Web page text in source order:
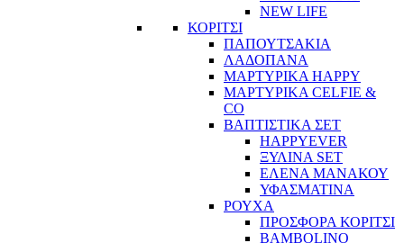
NEW LIFE
ΚΟΡΙΤΣΙ
ΠΑΠΟΥΤΣΑΚΙΑ
ΛΑΔΟΠΑΝΑ
ΜΑΡΤΥΡΙΚΑ HAPPY
ΜΑΡΤΥΡΙΚΑ CELFIE &
CO
ΒΑΠΤΙΣΤΙΚΑ ΣΕΤ
HAPPYEVER
ΞΥΛΙΝΑ SET
ΕΛΕΝΑ ΜΑΝΑΚΟΥ
ΥΦΑΣΜΑΤΙΝΑ
ΡΟΥΧΑ
ΠΡΟΣΦΟΡΑ ΚΟΡΙΤΣΙ
BAMBOLINO